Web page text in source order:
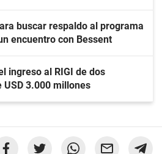
buscar respaldo al programa
encuentro con Bessent
ingreso al RIGI de dos
3.000 millones